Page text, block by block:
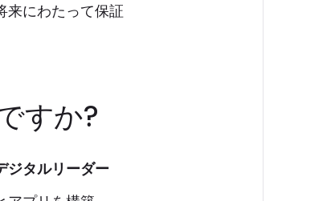
来にわたって保証
すか?
ジタルリーダー